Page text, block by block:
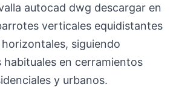
autocad dwg descargar en
verticales equidistantes
siguiendo
en cerramientos
y urbanos.